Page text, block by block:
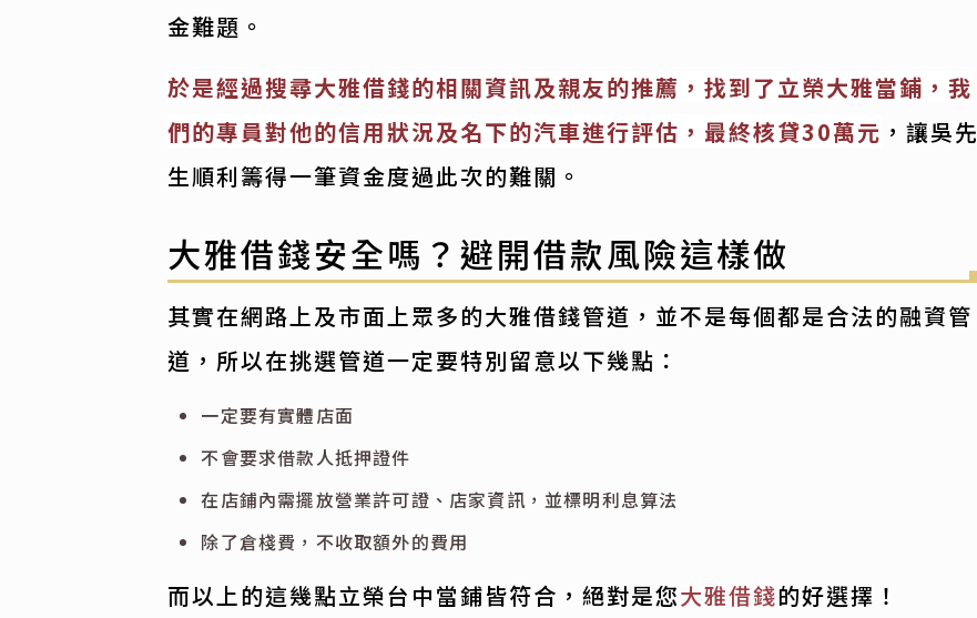
金難題。
於是經過搜尋大雅借錢的相關資訊及親友的推薦，找到了立榮大雅當鋪，我
們的專員對他的信用狀況及名下的汽車進行評估，最終核貸30萬元 ，讓吳先
生順利籌得一筆資金度過此次的難關。
大雅借錢安全嗎？避開借款風險這樣做
其實在網路上及市面上眾多的大雅借錢管道，並不是每個都是合法的融資管
道，所以在挑選管道一定要特別留意以下幾點：
一定要有實體店面
不會要求借款人抵押證件
在店鋪內需擺放營業許可證、店家資訊，並標明利息算法
除了倉棧費，不收取額外的費用
而以上的這幾點立榮台中當鋪皆符合，絕對是您大雅借錢的好選擇！